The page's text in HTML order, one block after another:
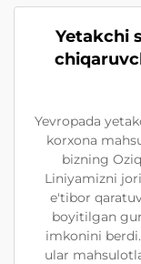
Yetakchi
Yevropada
korxona
bizning
Liniyamizni
e'tibor
boyitilgan
imkonini
ular